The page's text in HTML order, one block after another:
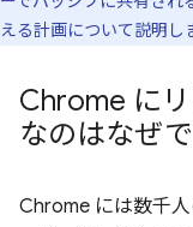
える計画について説明し
Chrome に
なのはなぜ
Chrome には数千